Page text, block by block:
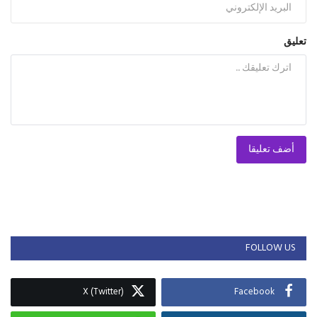
تعليق
أضف تعليقا
FOLLOW US
Facebook
X (Twitter)